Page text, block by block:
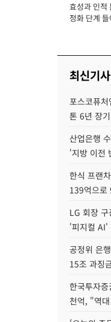
장
효성과 인적
정화 단계
최신기사
포스코퓨
톤 6년 장
산업은행
'지방 이전
한식 프랜
139억으로
LG 회장
'피지컬 AI'
공정위 은
15조 과징
한국투자
천억, "역